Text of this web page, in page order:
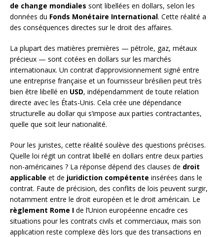
de change mondiales sont libellées en dollars, selon les
données du Fonds Monétaire International. Cette réalité a
des conséquences directes sur le droit des affaires.
La plupart des matières premières — pétrole, gaz, métaux
précieux — sont cotées en dollars sur les marchés
internationaux. Un contrat d’approvisionnement signé entre
une entreprise française et un fournisseur brésilien peut très
bien être libellé en USD, indépendamment de toute relation
directe avec les États-Unis. Cela crée une dépendance
structurelle au dollar qui s’impose aux parties contractantes,
quelle que soit leur nationalité.
Pour les juristes, cette réalité soulève des questions précises.
Quelle loi régit un contrat libellé en dollars entre deux parties
non-américaines ? La réponse dépend des clauses de droit
applicable et de juridiction compétente insérées dans le
contrat. Faute de précision, des conflits de lois peuvent surgir,
notamment entre le droit européen et le droit américain. Le
règlement Rome I de l’Union européenne encadre ces
situations pour les contrats civils et commerciaux, mais son
application reste complexe dès lors que des transactions en